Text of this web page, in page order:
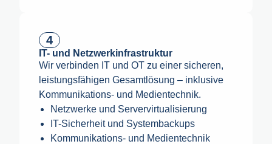
4
IT- und Netzwerk­infrastruktur
Wir verbinden IT und OT zu einer sicheren,
leistungsfähigen Gesamtlösung – inklusive
Kommunikations- und Medientechnik.
Netzwerke und Servervirtualisierung
IT-Sicherheit und Systembackups
Kommunikations- und Medientechnik